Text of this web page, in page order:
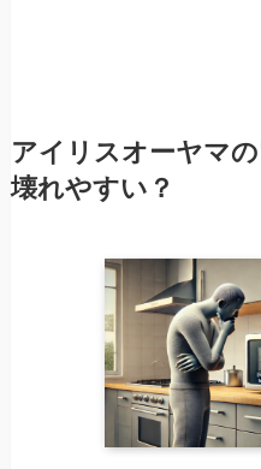
アイリスオーヤマ
壊れやすい？